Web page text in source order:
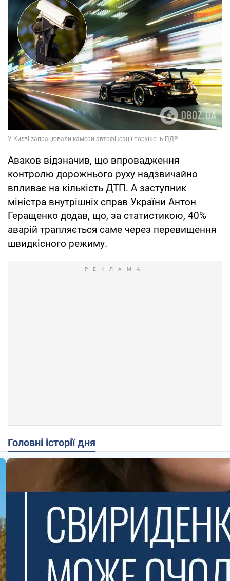
Аваков відзначив, що впровадження
контролю дорожнього руху надзвичайно
впливає на кількість ДТП. А заступник
міністра внутрішніх справ України Антон
Геращенко додав, що, за статистикою, 40%
аварій трапляється саме через перевищення
швидкісного режиму.
Головні історії дня